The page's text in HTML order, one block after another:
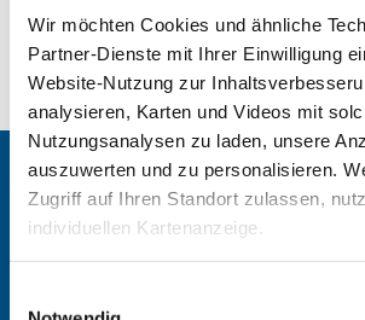
Wir möchten Cookies und ähnliche
Partner-Dienste mit Ihrer Einwilligung
Website-Nutzung zur
analysieren, Karten und Videos mit
Nutzungsanalysen zu laden, unsere
auszuwerten und zu personalisieren.
Zugriff auf Ihren Standort zulassen,
individuellen Kartenanzeige.
unsere Partner Daten wie Ihre IP-
Spielgruppe statt, in welcher Sie die
die Kita als auch unser Team
Zentrale IB-Websites:
Die Internationale Arbeit des IB